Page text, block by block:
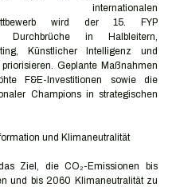
internationalen
wird der 15. FYP
Durchbrüche in Halbleitern,
Künstlicher Intelligenz und
Geplante Maßnahmen
F&E-Investitionen sowie die
Champions in strategischen
und Klimaneutralität
Ziel, die CO₂-Emissionen bis
und bis 2060 Klimaneutralität zu